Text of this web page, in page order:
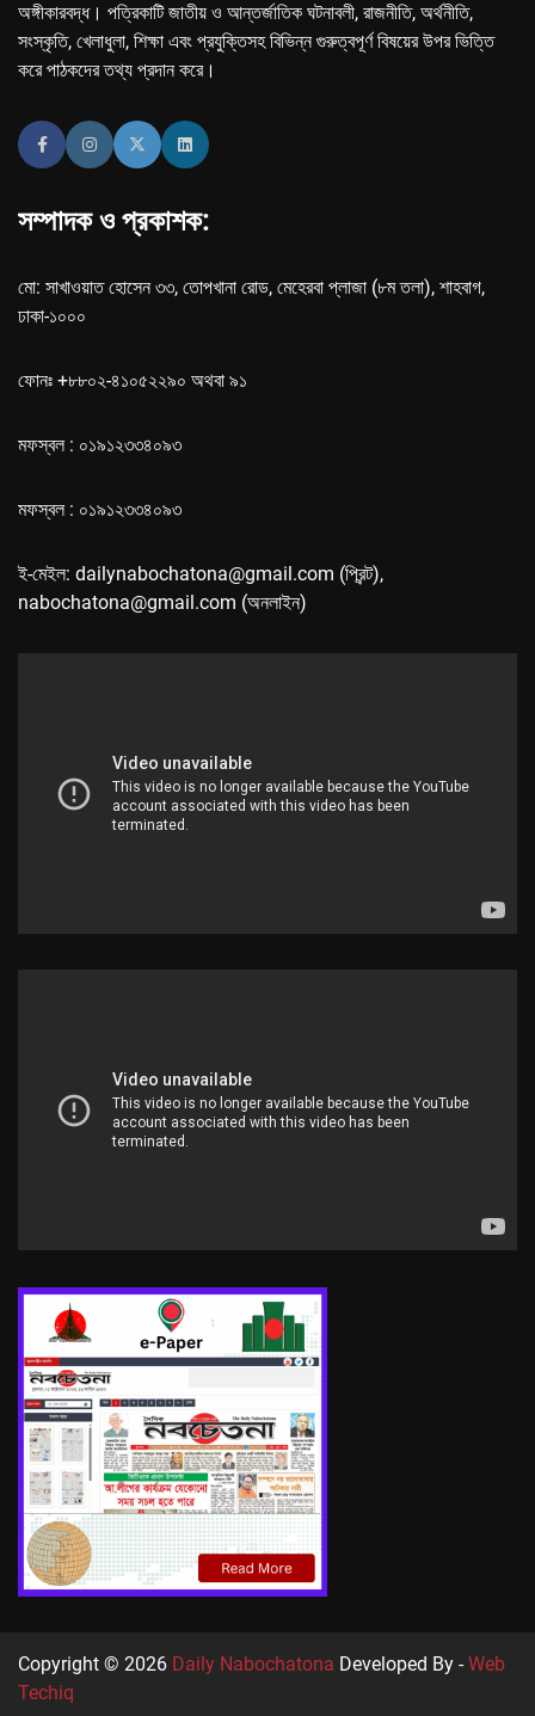
অঙ্গীকারবদ্ধ। পত্রিকাটি জাতীয় ও আন্তর্জাতিক ঘটনাবলী, রাজনীতি, অর্থনীতি,
সংস্কৃতি, খেলাধুলা, শিক্ষা এবং প্রযুক্তিসহ বিভিন্ন গুরুত্বপূর্ণ বিষয়ের উপর ভিত্তি
করে পাঠকদের তথ্য প্রদান করে।
সম্পাদক ও প্রকাশক:
মো: সাখাওয়াত হোসেন ৩৩, তোপখানা রোড, মেহেরবা প্লাজা (৮ম তলা), শাহবাগ,
ঢাকা-১০০০
ফোনঃ +৮৮০২-৪১০৫২২৯০ অথবা ৯১
মফস্বল : ০১৯১২৩৩৪০৯৩
মফস্বল : ০১৯১২৩৩৪০৯৩
ই-মেইল: dailynabochatona@gmail.com (প্রিন্ট),
nabochatona@gmail.com (অনলাইন)
Copyright © 2026 Daily Nabochatona Developed By -Web
Techiq